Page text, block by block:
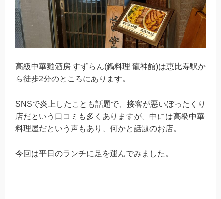
高級中華麺酒房 すずらん(鍋料理 龍神館)は恵比寿駅か
ら徒歩2分のところにあります。
SNSで炎上したことも話題で、接客が悪いぼったくり
店だという口コミも多くありますが、中には高級中華
料理屋だという声もあり、何かと話題のお店。
今回は平日のランチに足を運んでみました。